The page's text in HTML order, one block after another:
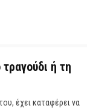
ή τη
έχει καταφέρει να